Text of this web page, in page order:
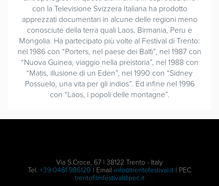
con la Televisione Svizzera Italiana ha prodotto
apprezzati documentari in alcune delle regioni meno
conosciute della terra quali Laos, Birmania, Peru e
Mongolia. Ha partecipato più volte al Festival di Trento:
nel 1986 con “Porters, nel paese dei Baltì”, nel 1987 con
“Nuova Guinea, viaggio nella preistoria”, nel 1988 con
“Matis, illusione di un Eden”, nel 1990 con “Sidney
Possuelo, una vita per gli indios”. Ed infine nel 1996
con “Laos, i popoli delle montagne”.
Via S.Croce, 67 | 38122 Trento - Italy
Tel. +39 0461 986120 | Email info@trentofestival.it | PEC
trentofilmfestival@pec.it